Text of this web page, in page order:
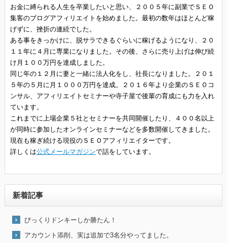
お金に縛られる人生を卒業したいと思い、２００５年に副業でＳＥＯ
集客のブログアフィリエイトを始めました。最初の数年はほとんど稼
げずに、挫折の連続でした。
ある事をきっかけに、脱サラできるぐらいに稼げるようになり、２０
１１年に４月に専業になりました。その後、さらに売り上げは伸び続
け月１００万円を達成しました。
同じ年の１２月に妻と一緒に法人化をし、社長になりました。２０１
５年の５月に月１０００万円を達成。２０１６年より企業のＳＥＯコ
ンサル、アフィリエイトセミナーや寺子屋で後輩の育成にも力を入れ
ています。
これまでに上場企業５社とセミナーを共同開催したり、４００名以上
が同時に参加したオンラインセミナーなどを多数開催してきました。
現在も稼ぎ続ける現役のＳＥＯアフィリエイターです。
詳しくは公式メールマガジンで話をしています。
新着記事
びっくりドンキーしか勝たん！
アカウント添削、実は追加で3名分やってました。